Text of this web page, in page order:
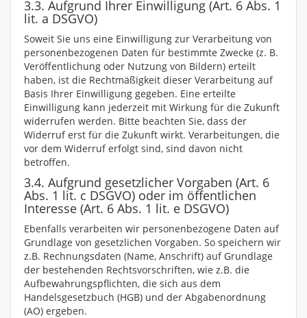
3.3. Aufgrund Ihrer Einwilligung (Art. 6 Abs. 1
lit. a DSGVO)
Soweit Sie uns eine Einwilligung zur Verarbeitung von
personenbezogenen Daten für bestimmte Zwecke (z. B.
Veröffentlichung oder Nutzung von Bildern) erteilt
haben, ist die Rechtmäßigkeit dieser Verarbeitung auf
Basis Ihrer Einwilligung gegeben. Eine erteilte
Einwilligung kann jederzeit mit Wirkung für die Zukunft
widerrufen werden. Bitte beachten Sie, dass der
Widerruf erst für die Zukunft wirkt. Verarbeitungen, die
vor dem Widerruf erfolgt sind, sind davon nicht
betroffen.
3.4. Aufgrund gesetzlicher Vorgaben (Art. 6
Abs. 1 lit. c DSGVO) oder im öffentlichen
Interesse (Art. 6 Abs. 1 lit. e DSGVO)
Ebenfalls verarbeiten wir personenbezogene Daten auf
Grundlage von gesetzlichen Vorgaben. So speichern wir
z.B. Rechnungsdaten (Name, Anschrift) auf Grundlage
der bestehenden Rechtsvorschriften, wie z.B. die
Aufbewahrungspflichten, die sich aus dem
Handelsgesetzbuch (HGB) und der Abgabenordnung
(AO) ergeben.